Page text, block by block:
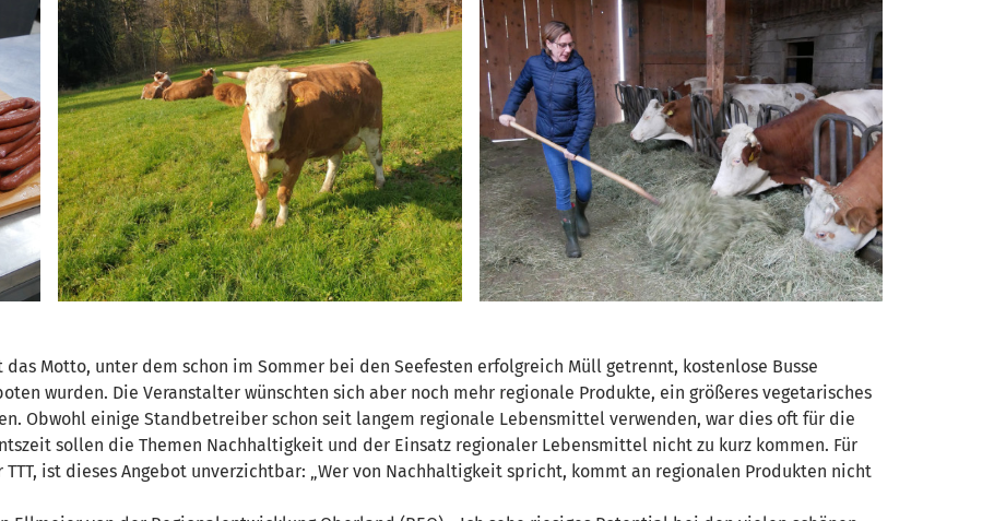
das Motto, unter dem schon im Sommer bei den Seefesten erfolgreich Müll getrennt, kostenlose Busse
wurden. Die Veranstalter wünschten sich aber noch mehr regionale Produkte, ein größeres vegetarisches
Obwohl einige Standbetreiber schon seit langem regionale Lebensmittel verwenden, war dies oft für die
sollen die Themen Nachhaltigkeit und der Einsatz regionaler Lebensmittel nicht zu kurz kommen. Für
ist dieses Angebot unverzichtbar: „Wer von Nachhaltigkeit spricht, kommt an regionalen Produkten nicht